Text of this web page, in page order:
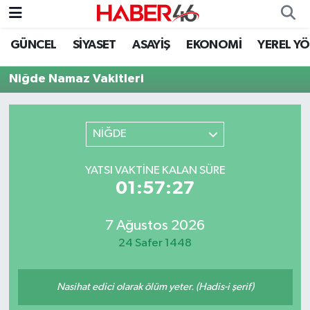
GÜNCEL SİYASET ASAYİŞ EKONOMİ YEREL
Niğde Namaz Vakitleri
NİĞDE
YATSI VAKTINE KALAN SÜRE
01:57:27
7 Ağustos 2026
24 Safer 1448
Nasihat edici olarak ölüm yeter. (Hadis-i şerif)
GÜNCEL
EKONOMİ
Nöbetçi Eczaneler
Kahramanmaraş Namaz Vakitleri
Süper Lig Puan Durumu ve Fikstür
Tüm Manşetler